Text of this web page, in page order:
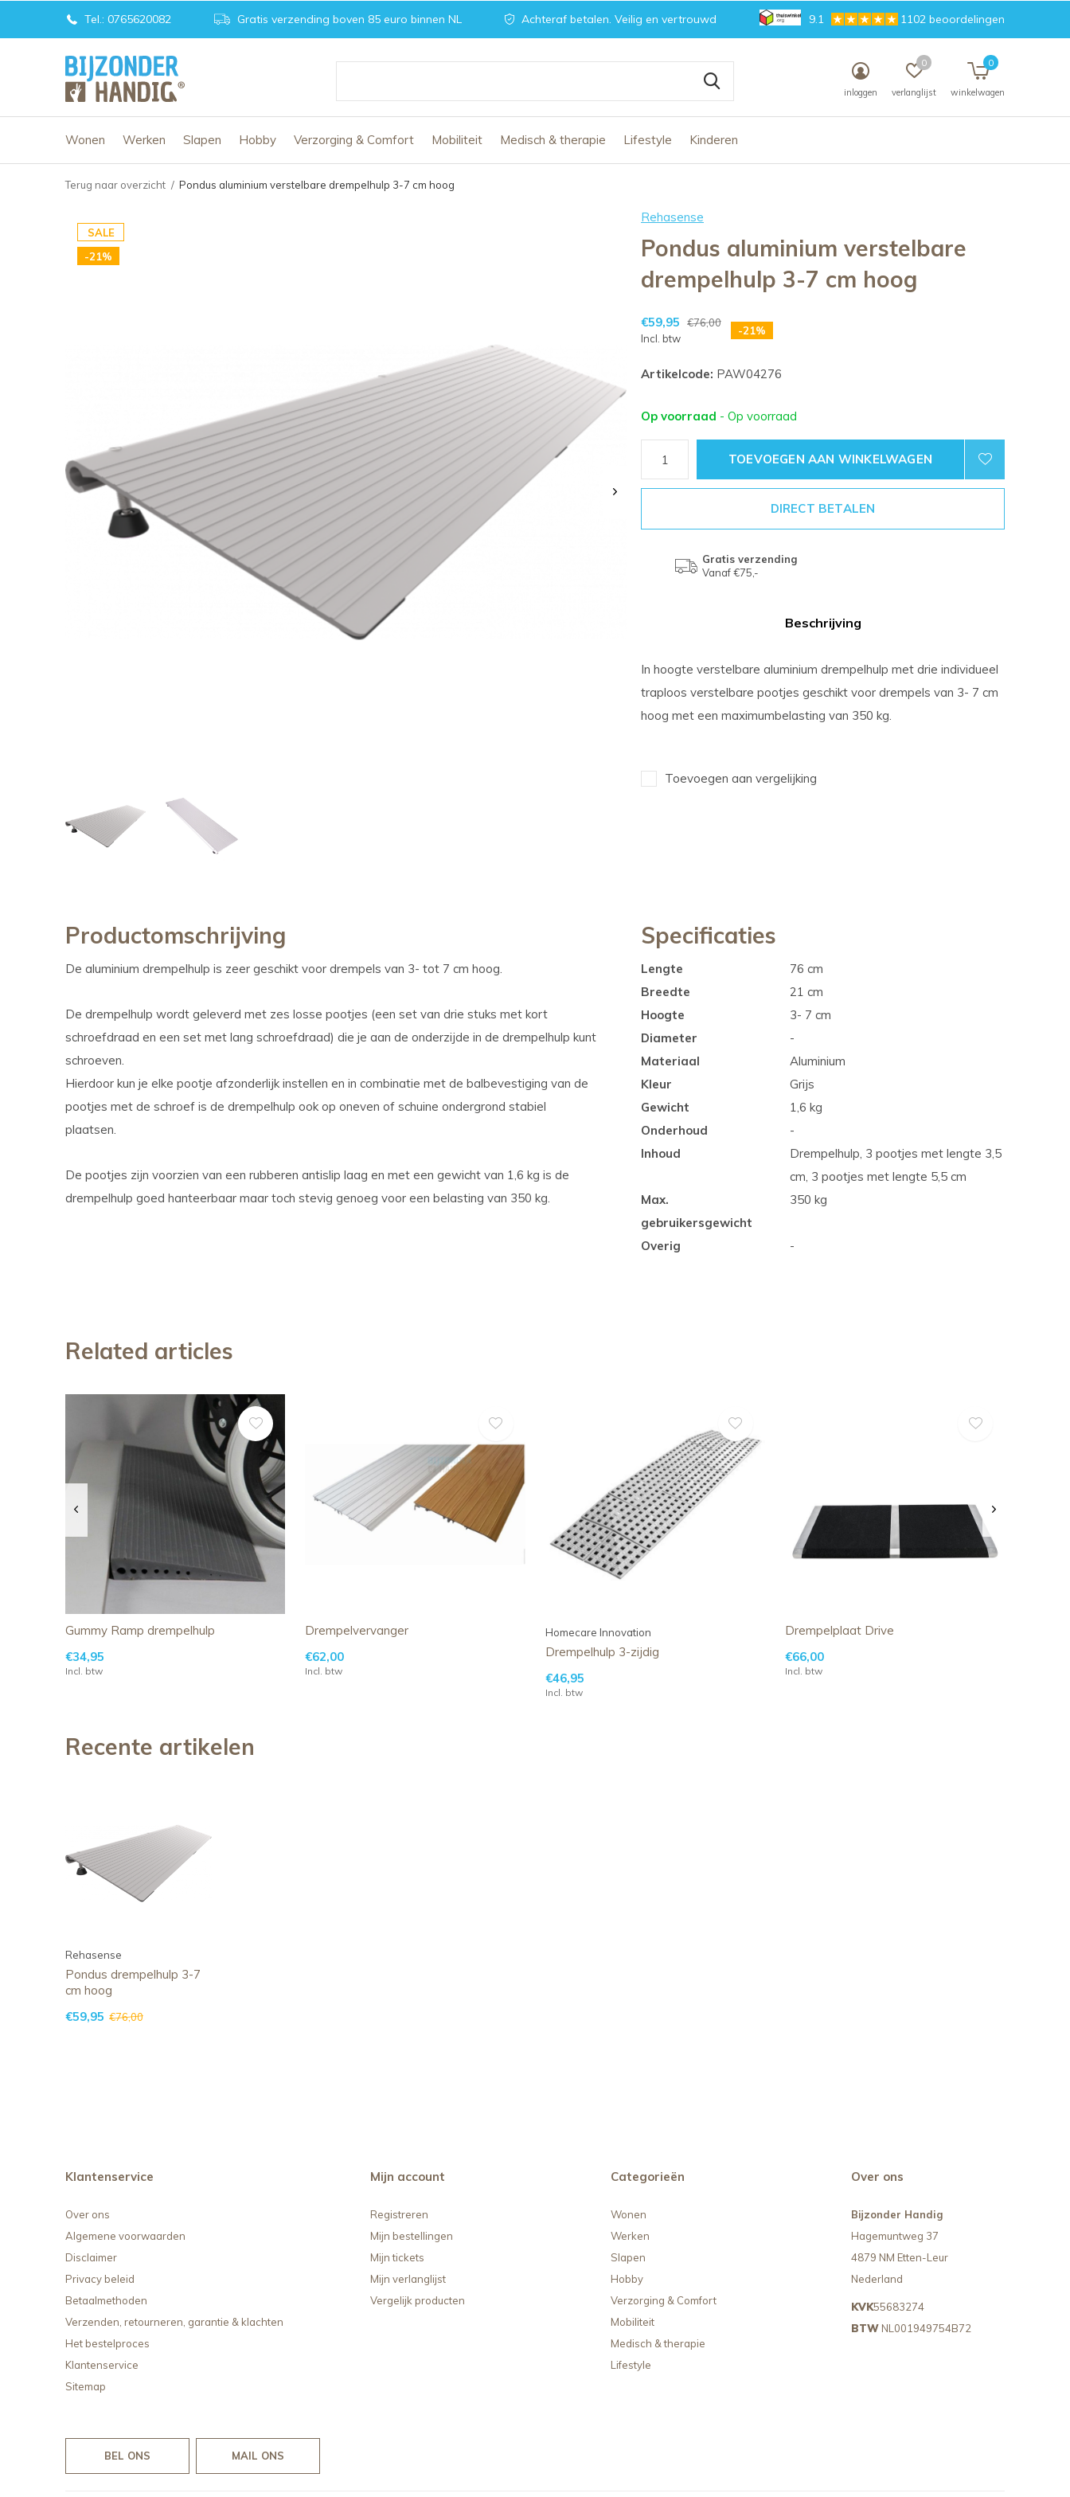
Wonen Werken Slapen Hobby Verzorging & Comfort Mobiliteit Medisch & therapie Lifestyle Kinderen
inloggen verlanglijst
0
winkelwagen
0
Tel.: 0765620082 Gratis verzending boven 85 euro binnen NL Achteraf betalen. Veilig en vertrouwd 9.1 1102 beoordelingen
Terug naar overzicht Pondus aluminium verstelbare drempelhulp 3-7 cm hoog
SALE
-21%
Rehasense
Pondus aluminium verstelbare
drempelhulp 3-7 cm hoog
€59,95
€76,00
Incl. btw
-21%
Artikelcode: PAW04276
Op voorraad - Op voorraad
TOEVOEGEN AAN WINKELWAGEN
DIRECT BETALEN
Gratis verzending
Vanaf €75,-
Beschrijving
In hoogte verstelbare aluminium drempelhulp met drie individueel
traploos verstelbare pootjes geschikt voor drempels van 3- 7 cm
hoog met een maximumbelasting van 350 kg.
Toevoegen aan vergelijking
Productomschrijving
De aluminium drempelhulp is zeer geschikt voor drempels van 3- tot 7 cm hoog.
De drempelhulp wordt geleverd met zes losse pootjes (een set van drie stuks met kort
schroefdraad en een set met lang schroefdraad) die je aan de onderzijde in de drempelhulp kunt
schroeven.
Hierdoor kun je elke pootje afzonderlijk instellen en in combinatie met de balbevestiging van de
pootjes met de schroef is de drempelhulp ook op oneven of schuine ondergrond stabiel
plaatsen.
De pootjes zijn voorzien van een rubberen antislip laag en met een gewicht van 1,6 kg is de
drempelhulp goed hanteerbaar maar toch stevig genoeg voor een belasting van 350 kg.
Specificaties
Lengte
76 cm
Breedte
21 cm
Hoogte
3- 7 cm
Diameter
-
Materiaal
Aluminium
Kleur
Grijs
Gewicht
1,6 kg
Onderhoud
-
Inhoud
Drempelhulp, 3 pootjes met lengte 3,5
cm, 3 pootjes met lengte 5,5 cm
Max.
gebruikersgewicht
350 kg
Overig -
Related articles
Gummy Ramp drempelhulp
€34,95
Incl. btw
Drempelvervanger
€62,00
Incl. btw
Homecare Innovation
Drempelhulp 3-zijdig
€46,95
Incl. btw
Drempelplaat Drive
€66,00
Incl. btw
Recente artikelen
Rehasense
Pondus drempelhulp 3-7
cm hoog
€59,95 €76,00
Klantenservice
Over ons
Algemene voorwaarden
Disclaimer
Privacy beleid
Betaalmethoden
Verzenden, retourneren, garantie & klachten
Het bestelproces
Klantenservice
Sitemap
Mijn account
Registreren
Mijn bestellingen
Mijn tickets
Mijn verlanglijst
Vergelijk producten
Categorieën
Wonen
Werken
Slapen
Hobby
Verzorging & Comfort
Mobiliteit
Medisch & therapie
Lifestyle
Over ons
Bijzonder Handig
Hagemuntweg 37
4879 NM Etten-Leur
Nederland
KVK55683274
BTW NL001949754B72
BEL ONS MAIL ONS